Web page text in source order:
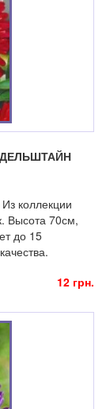
коллекции
Высота 70см,
до 15
12 грн.